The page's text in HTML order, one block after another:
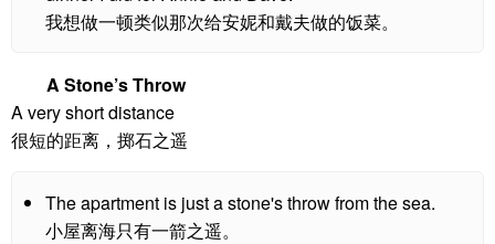
我想做一顿类似那次给安妮和戴夫做的饭菜。
A Stone’s Throw
A very short distance
很短的距离，掷石之遥
The apartment is just a stone's throw from the sea.
小屋离海只有一箭之遥。